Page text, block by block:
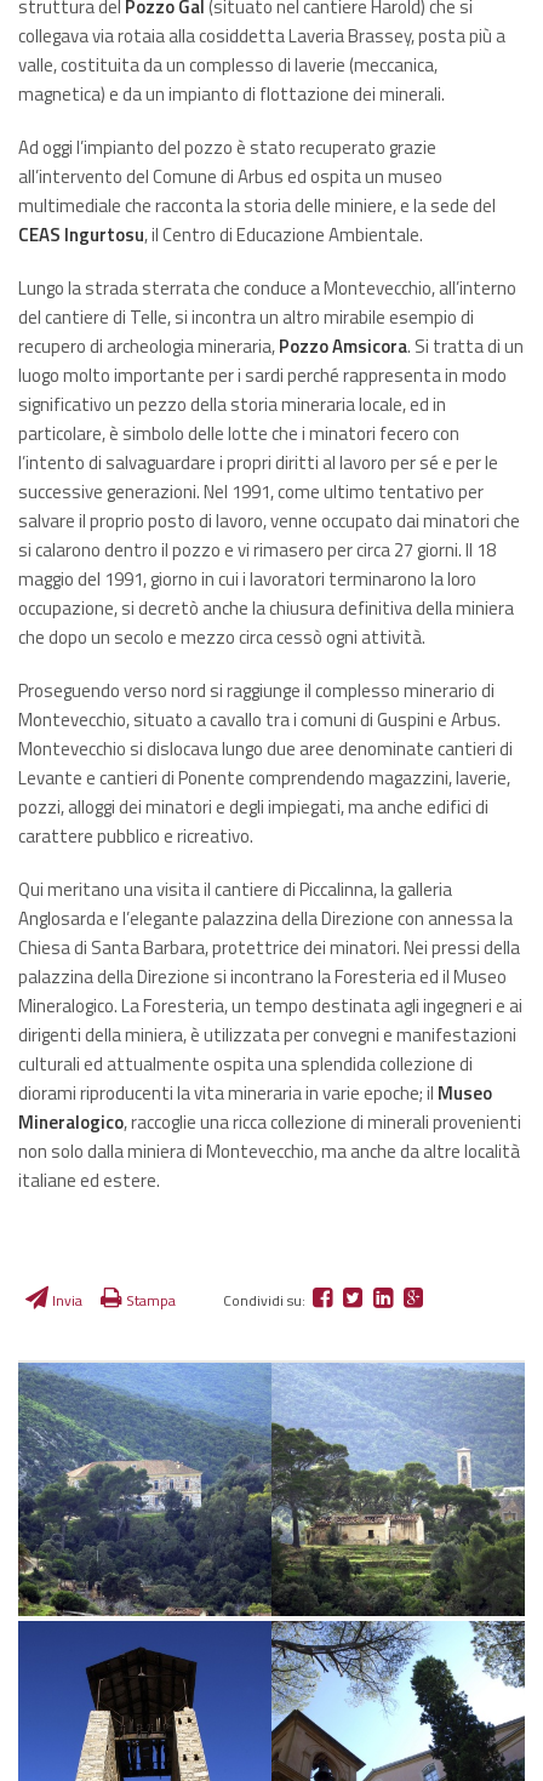
struttura del Pozzo Gal(situato nel cantiere Harold) che si
collegava via rotaia alla cosiddetta Laveria Brassey, posta più a
valle, costituita da un complesso di laverie (meccanica,
magnetica) e da un impianto di flottazione dei minerali.
Ad oggi l’impianto del pozzo è stato recuperato grazie
all’intervento del Comune di Arbus ed ospita un museo
multimediale che racconta la storia delle miniere, e la sede del
CEAS Ingurtosu, il Centro di Educazione Ambientale.
Lungo la strada sterrata che conduce a Montevecchio, all’interno
del cantiere di Telle, si incontra un altro mirabile esempio di
recupero di archeologia mineraria,Pozzo Amsicora. Si tratta di un
luogo molto importante per i sardi perché rappresenta in modo
significativo un pezzo della storia mineraria locale, ed in
particolare, è simbolo delle lotte che i minatori fecero con
l’intento di salvaguardare i propri diritti al lavoro per sé e per le
successive generazioni. Nel 1991, come ultimo tentativo per
salvare il proprio posto di lavoro, venne occupato dai minatori che
si calarono dentro il pozzo e vi rimasero per circa 27 giorni. Il 18
maggio del 1991, giorno in cui i lavoratori terminarono la loro
occupazione, si decretò anche la chiusura definitiva della miniera
che dopo un secolo e mezzo circa cessò ogni attività.
Proseguendo verso nord si raggiunge il complesso minerario di
Montevecchio, situato a cavallo tra i comuni di Guspini e Arbus.
Montevecchio si dislocava lungo due aree denominate cantieri di
Levante e cantieri di Ponente comprendendo magazzini, laverie,
pozzi, alloggi dei minatori e degli impiegati, ma anche edifici di
carattere pubblico e ricreativo.
Qui meritano una visita il cantiere di Piccalinna, la galleria
Anglosarda e l’elegante palazzina della Direzione con annessa la
Chiesa di Santa Barbara, protettrice dei minatori. Nei pressi della
palazzina della Direzione si incontrano la Foresteria ed il Museo
Mineralogico. La Foresteria, un tempo destinata agli ingegneri e ai
dirigenti della miniera, è utilizzata per convegni e manifestazioni
culturali ed attualmente ospita una splendida collezione di
diorami riproducenti la vita mineraria in varie epoche; il Museo
Mineralogico, raccoglie una ricca collezione di minerali provenienti
non solo dalla miniera di Montevecchio, ma anche da altre località
italiane ed estere.
Invia Stampa Condividi su: